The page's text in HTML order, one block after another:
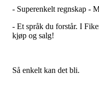
- Superenkelt regnskap -
- Et språk du forstår. I
kjøp og salg!
Så enkelt kan det bli.